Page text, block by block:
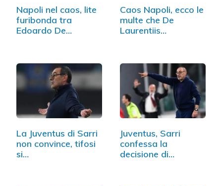
Napoli nel caos, lite
furibonda tra
Edoardo De…
Caos Napoli, ecco le
multe che De
Laurentiis…
La Juventus di Sarri
non convince, tifosi
si…
Juventus, Sarri
confessa la
decisione di